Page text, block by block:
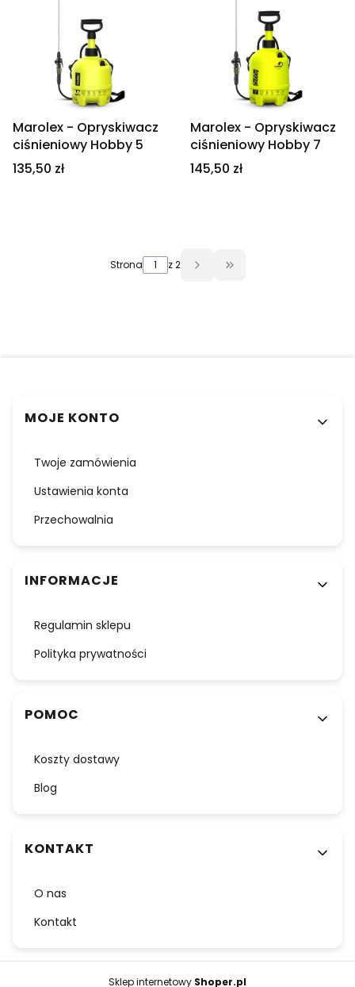
Marolex - Opryskiwacz
ciśnieniowy Hobby 5
Cena
135,50 zł
Marolex - Opryskiwacz
ciśnieniowy Hobby 7
Cena
145,50 zł
Strona z 2 Przejdź do ostatniej
MOJE KONTO
Twoje zamówienia
Ustawienia konta
Przechowalnia
INFORMACJE
Regulamin sklepu
Polityka prywatności
POMOC
Koszty dostawy
Blog
KONTAKT
O nas
Kontakt
Sklep internetowy Shoper.pl